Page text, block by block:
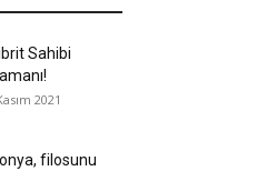
Sahibi
2021
filosunu